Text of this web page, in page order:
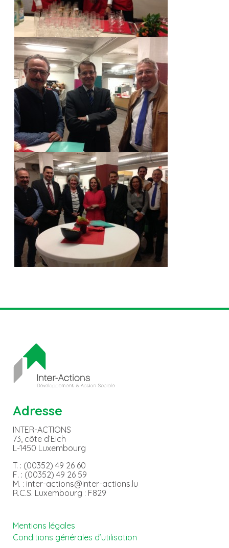
Adresse
INTER-ACTIONS
73, côte d’Eich
L-1450 Luxembourg
T. : (00352) 49 26 60
F. : (00352) 49 26 59
M. : inter-actions@inter-actions.lu
R.C.S. Luxembourg : F829
Mentions légales
Conditions générales d’utilisation